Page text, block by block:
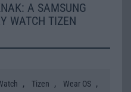
A SAMSUNG
WATCH TIZEN
, Tizen , Wear OS ,